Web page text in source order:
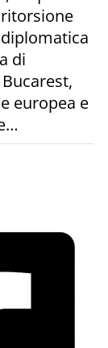
di
europea e